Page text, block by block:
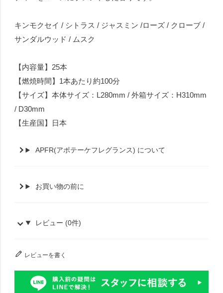
キンモクセイ / シトラス / ジャスミン /ローズ / クローブ /
サンダルウッド / ムスク
【内容量】25本
【燃焼時間】1本あたり約100分
【サイズ】本体サイズ：L280mm / 外箱サイズ：H310mm
/ D30mm
【生産国】日本
APFR(アポテーケフレグランス) について
お買い物の前に
レビュー (0件)
レビューを書く